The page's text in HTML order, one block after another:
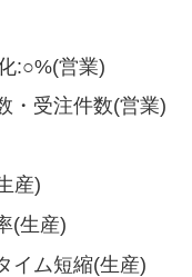
:○%(営業)
・受注件数(営業)
産)
(生産)
イム短縮(生産)